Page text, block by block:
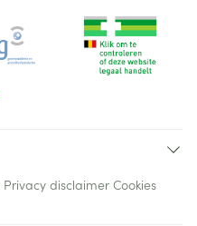
Privacy disclaimer Cookies